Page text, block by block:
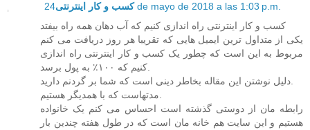
کسب و کار اینترنتی24 de mayo de 2018 a las 1:03 p.m.
کسب و کار اینترنتی راه اندازی کنیم که آب دهان همه راه بیفتد
یکی از متداول ترین ایمیل هایی که تقریبا هر روز دریافت می کنم
مربوط به این است که چطور یک کسب و کار اینترنتی راه اندازی
کنیم که ۱۰۰٪ به پول برسد.
دلیل نوشتن این مقاله بخاطر دینی است که شما بر گردنم دارید.
مدتهاست که با همدیگر هستیم.
رابطه مان از دوستی گذشته است احساس می کنم یک خانواده
هستیم و این سایت هم خانه مان است که در طول هفته چندین بار